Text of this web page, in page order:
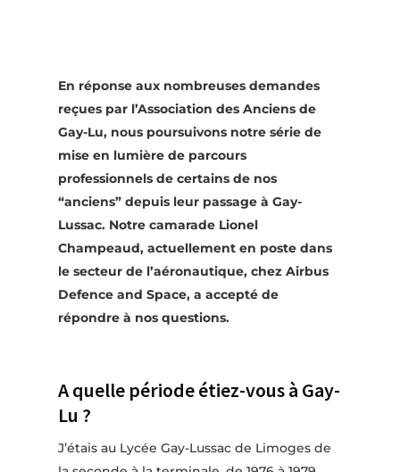
En réponse aux nombreuses demandes
reçues par l’Association des Anciens de
Gay-Lu, nous poursuivons notre série de
mise en lumière de parcours
professionnels de certains de nos
“anciens” depuis leur passage à Gay-
Lussac. Notre camarade Lionel
Champeaud, actuellement en poste dans
le secteur de l’aéronautique, chez Airbus
Defence and Space, a accepté de
répondre à nos questions.
A quelle période étiez-vous à Gay-
Lu ?
J’étais au Lycée Gay-Lussac de Limoges de